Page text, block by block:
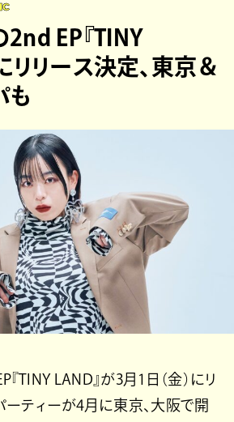
2nd EP『TINY
リリース決定、東京＆
も
TINY LAND』が3月1日（金）にリ
ーティーが4月に東京、大阪で開